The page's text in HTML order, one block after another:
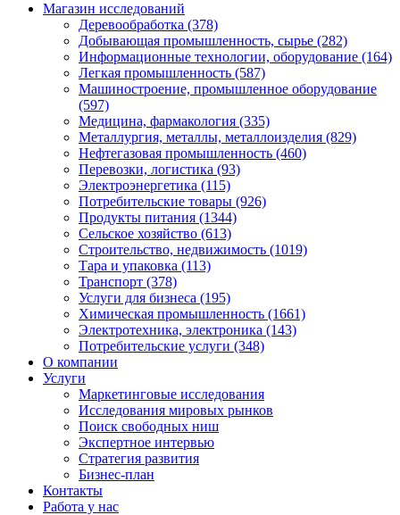
Магазин исследований
Деревообработка (378)
Добывающая промышленность, сырье (282)
Информационные технологии, оборудование (164)
Легкая промышленность (587)
Машиностроение, промышленное оборудование
(597)
Медицина, фармакология (335)
Металлургия, металлы, металлоизделия (829)
Нефтегазовая промышленность (460)
Перевозки, логистика (93)
Электроэнергетика (115)
Потребительские товары (926)
Продукты питания (1344)
Сельское хозяйство (613)
Строительство, недвижимость (1019)
Тара и упаковка (113)
Транспорт (378)
Услуги для бизнеса (195)
Химическая промышленность (1661)
Электротехника, электроника (143)
Потребительские услуги (348)
О компании
Услуги
Маркетинговые исследования
Исследования мировых рынков
Поиск свободных ниш
Экспертное интервью
Стратегия развития
Бизнес-план
Контакты
Работа у нас